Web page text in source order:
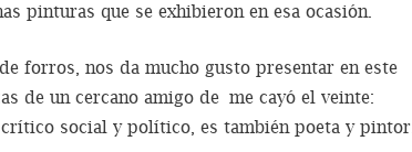
pinturas que se exhibieron en esa ocasión.
forros, nos da mucho gusto presentar en este
de un cercano amigo de me cayó el veinte:
social y político, es también poeta y pintor.